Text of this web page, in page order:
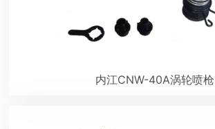
内江CNW-40A涡轮喷枪